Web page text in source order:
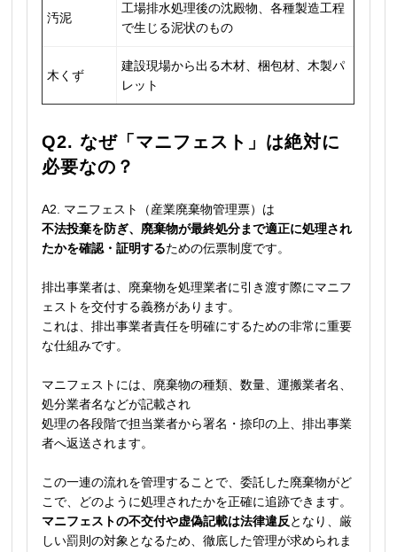
汚泥
工場排水処理後の沈殿物、各種製造工程
で生じる泥状のもの
木くず
建設現場から出る木材、梱包材、木製パ
レット
Q2. なぜ「マニフェスト」は絶対に
必要なの？
A2. マニフェスト（産業廃棄物管理票）は
不法投棄を防ぎ、廃棄物が最終処分まで適正に処理され
たかを確認・証明するための伝票制度です。
排出事業者は、廃棄物を処理業者に引き渡す際にマニフ
ェストを交付する義務があります。
これは、排出事業者責任を明確にするための非常に重要
な仕組みです。
マニフェストには、廃棄物の種類、数量、運搬業者名、
処分業者名などが記載され
処理の各段階で担当業者から署名・捺印の上、排出事業
者へ返送されます。
この一連の流れを管理することで、委託した廃棄物がど
こで、どのように処理されたかを正確に追跡できます。
マニフェストの不交付や虚偽記載は法律違反となり、厳
しい罰則の対象となるため、徹底した管理が求められま